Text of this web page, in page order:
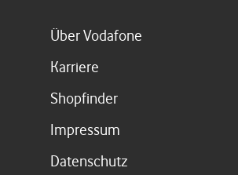
Über Vodafone
Karriere
ShopfinderLink öffnet in
Impressum
Datenschutz